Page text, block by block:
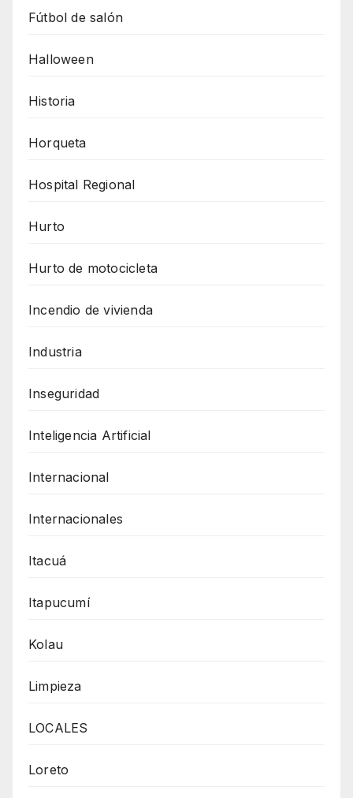
Fútbol de salón
Halloween
Historia
Horqueta
Hospital Regional
Hurto
Hurto de motocicleta
Incendio de vivienda
Industria
Inseguridad
Inteligencia Artificial
Internacional
Internacionales
Itacuá
Itapucumí
Kolau
Limpieza
LOCALES
Loreto